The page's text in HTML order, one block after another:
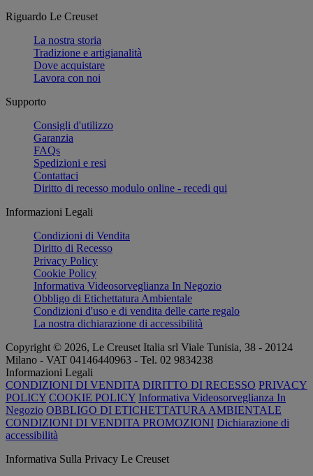
Riguardo Le Creuset
La nostra storia
Tradizione e artigianalità
Dove acquistare
Lavora con noi
Supporto
Consigli d'utilizzo
Garanzia
FAQs
Spedizioni e resi
Contattaci
Diritto di recesso modulo online - recedi qui
Informazioni Legali
Condizioni di Vendita
Diritto di Recesso
Privacy Policy
Cookie Policy
Informativa Videosorveglianza In Negozio
Obbligo di Etichettatura Ambientale
Condizioni d'uso e di vendita delle carte regalo
La nostra dichiarazione di accessibilità
Copyright © 2026, Le Creuset Italia srl ​​Viale Tunisia, 38 - 20124
Milano - VAT 04146440963 - Tel. 02 9834238
Informazioni Legali
CONDIZIONI DI VENDITA DIRITTO DI RECESSO PRIVACY
POLICY COOKIE POLICY Informativa Videosorveglianza In
Negozio OBBLIGO DI ETICHETTATURA AMBIENTALE
CONDIZIONI DI VENDITA PROMOZIONI Dichiarazione di
accessibilità
Informativa Sulla Privacy Le Creuset